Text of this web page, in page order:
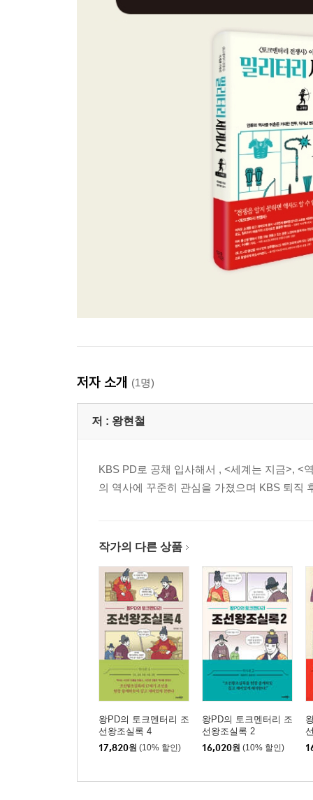
저자 소개 (1명)
저 : 왕현철
KBS PD로 공채 입사해서 , <세계는 지금>, <
의 역사에 꾸준히 관심을 가졌으며 KBS 퇴직
작가의 다른 상품
왕PD의 토크멘터리 조
선왕조실록 4
17,820원 (10% 할인)
왕PD의 토크멘터리 조
선왕조실록 2
16,020원 (10% 할인)